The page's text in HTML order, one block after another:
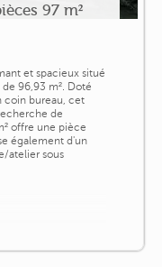
97 m²
et spacieux situé
96,93 m². Doté
coin bureau, cet
de
offre une pièce
également d'un
atelier sous